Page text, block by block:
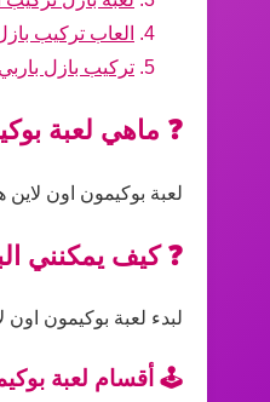
العاب تركيب
تركيب بازل باربي
❓ ماهي لعبة
لعبة بوكيمون اون
❓ كيف يمكنني
لبدء لعبة بوكيمون
🕹️ أقسام لعبة